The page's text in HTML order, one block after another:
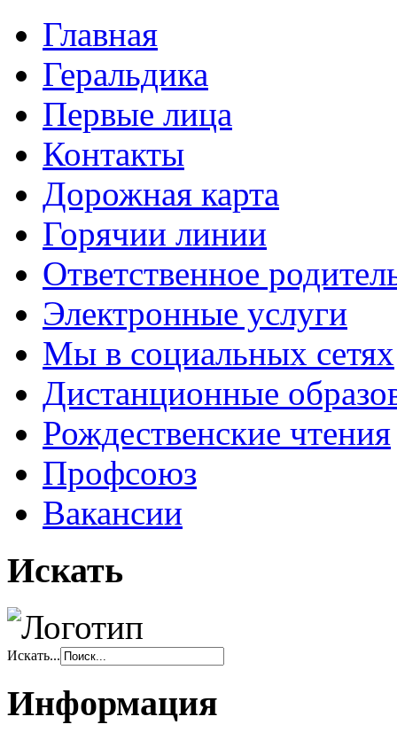
Главная
Геральдика
Первые лица
Контакты
Дорожная карта
Горячии линии
Ответственное
Электронные услуги
Мы в социальных сетях
Дистанционные
Рождественские чтения
Профсоюз
Вакансии
Искать
Искать...
Информация